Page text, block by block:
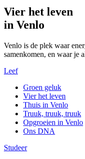
Vier het leven
in Venlo
Venlo is de plek waar
samenkomen, en waar je
Leef
Groen geluk
Vier het leven
Thuis in Venlo
Truuk, truuk, truuk
Opgroeien in Venlo
Ons DNA
Studeer